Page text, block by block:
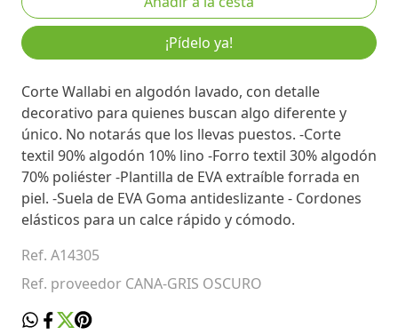
¡Pídelo ya!
Corte Wallabi en algodón lavado, con detalle
decorativo para quienes buscan algo diferente y
único. No notarás que los llevas puestos. -Corte
textil 90% algodón 10% lino -Forro textil 30% algodón
70% poliéster -Plantilla de EVA extraíble forrada en
piel. -Suela de EVA Goma antideslizante - Cordones
elásticos para un calce rápido y cómodo.
Ref. A14305
Ref. proveedor CANA-GRIS OSCURO